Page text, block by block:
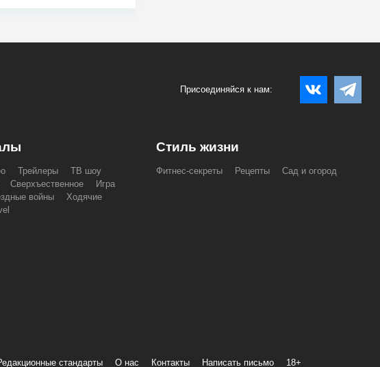
Присоединяйся к нам:
Трейлеры
ТВ шоу
Сверхъественное
Игра
войны
Ходячие
Стиль жизни
Фитнес-секреты Рецепты Сад и огород
стандарты О нас Контакты Написать письмо 18+